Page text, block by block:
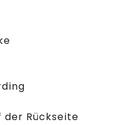
der Rückseite